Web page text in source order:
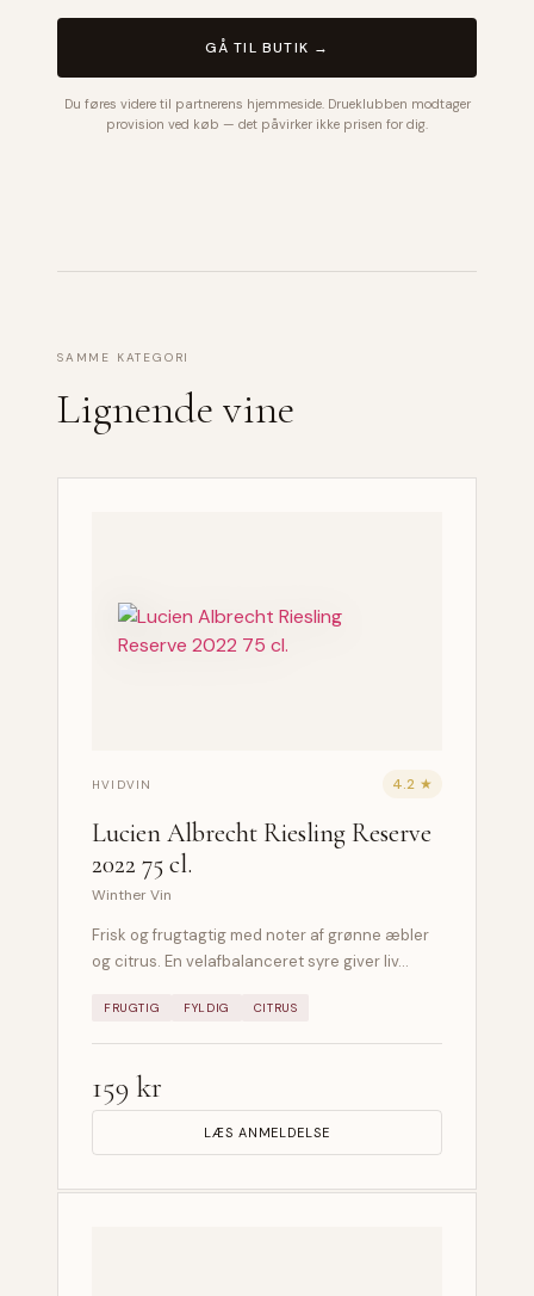
GÅ TIL BUTIK →
Du føres videre til partnerens hjemmeside. Drueklubben modtager
provision ved køb — det påvirker ikke prisen for dig.
SAMME KATEGORI
Lignende vine
HVIDVIN 4.2 ★
Lucien Albrecht Riesling Reserve
2022 75 cl.
Winther Vin
Frisk og frugtagtig med noter af grønne æbler
og citrus. En velafbalanceret syre giver liv…
FRUGTIG FYLDIG CITRUS
159 kr
LÆS ANMELDELSE